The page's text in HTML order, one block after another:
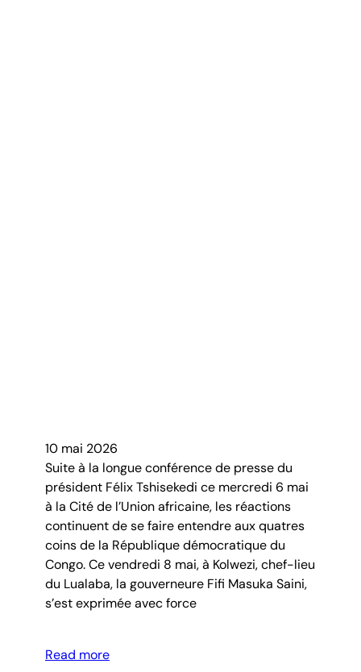
10 mai 2026
Suite à la longue conférence de presse du
président Félix Tshisekedi ce mercredi 6 mai
à la Cité de l’Union africaine, les réactions
continuent de se faire entendre aux quatres
coins de la République démocratique du
Congo. Ce vendredi 8 mai, à Kolwezi, chef-lieu
du Lualaba, la gouverneure Fifi Masuka Saini,
s’est exprimée avec force
Read more